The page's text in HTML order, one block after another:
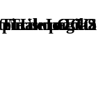
TU - LOGO
azoka
de página
EUS